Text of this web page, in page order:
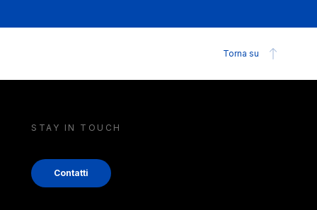
Torna su
STAY IN TOUCH
Contatti